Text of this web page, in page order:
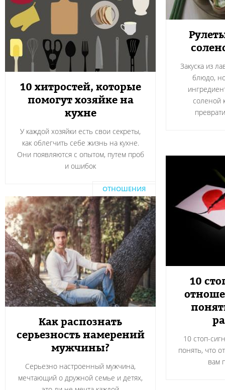
Закуска из
блюдо,
соленой
10 хитростей, которые
помогут хозяйке на
кухне
У каждой хозяйки есть свои секреты,
как облегчить себе жизнь на кухне.
Они появляются с опытом, путем проб
и ошибок
10
10 стоп-
понять, что
вам
ОТНОШЕНИЯ
Как распознать
серьезность намерений
мужчины?
Серьезно настроенный мужчина,
мечтающий о дружной семье и детях,